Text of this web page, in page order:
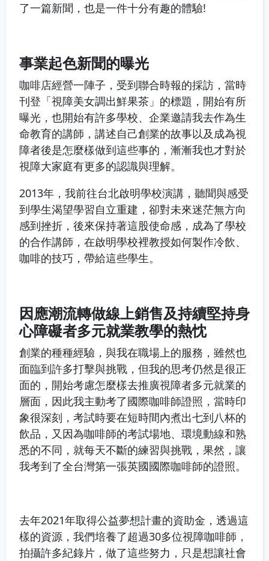
了一篇新聞，也是一件十分有趣的體驗!
事業起色新聞的曝光
咖啡店經營一陣子，受到聯合時報的採訪，當時
刊登「視障美女調出鮮果茶」的標題，開始有所
曝光，也開始有許多學校、企業邀請我去作為生
命教育的講師，講述自己創業的故事以及成為視
障者後是怎麼樣做到這些事的，漸漸我也才對於
視障大家庭有更多的認識與理解。
2013年，我前往台北啟明學校演講，聽聞與感受
到學生渴望學習自立重建，卻對未來迷茫無方向
感到挫折，後來保持著這股使命感，成為了學校
的合作講師，在啟明學校裡教授如何製作冷飲、
咖啡的技巧，帶給這些學生。
因應潮流轉做線上銷售及持續堅持身
心障礙者多元就業教學的熱忱
創業的種種經驗，與我在職場上的服務，雖然也
面臨到許多打擊與挑戰，但我的思考仍然是很正
面的，開始考慮怎麼樣去推廣視障者多元就業的
層面，因此我主動考了國際咖啡師證照，當時印
象很深刻，考試時要在短時間內煮出七到八杯的
飲品，又因為咖啡師的考試場地、環境動線和熟
悉的不同，就每天不斷的練習與挑戰，果然，讓
我考到了全台灣第一張英國國際咖啡師的證照。
去年2021年取得公益夢想計畫的資助金，透過這
樣的資源，我們培養了超過30多位視障咖啡師，
拍攝許多紀錄片，做了這些努力，只是想讓社會